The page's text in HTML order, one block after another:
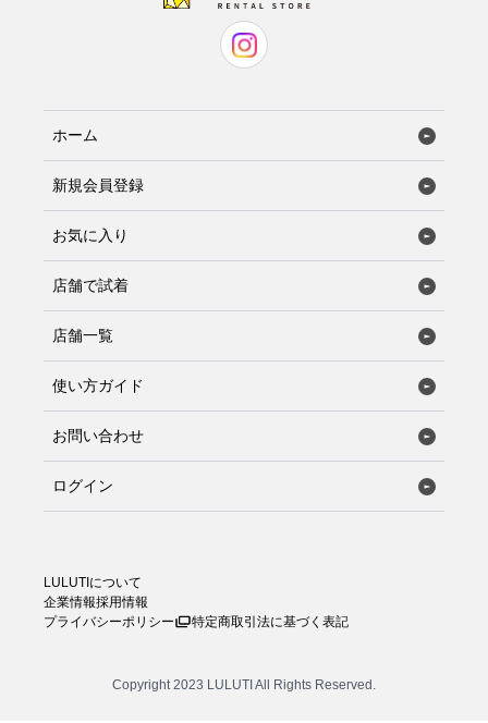
ホーム
新規会員登録
お気に入り
店舗で試着
店舗一覧
使い方ガイド
お問い合わせ
ログイン
LULUTIについて
企業情報採用情報
プライバシーポリシー
特定商取引法に基づく表記
Copyright 2023 LULUTI All Rights Reserved.